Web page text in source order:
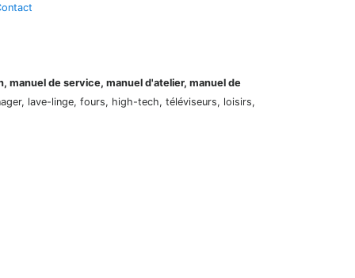
manuel de service, manuel d'atelier, manuel de
lave-linge, fours, high-tech, téléviseurs, loisirs,